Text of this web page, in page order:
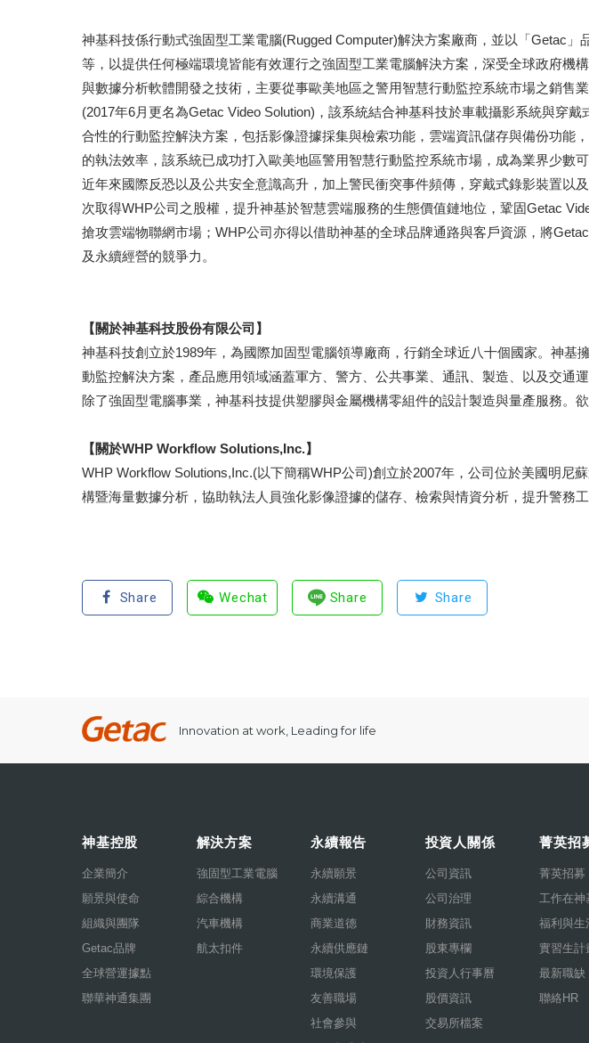
神基科技係行動式強固型工業電腦(Rugged Computer)解決方案廠商，並以「Getac
等，以提供任何極端環境皆能有效運行之強固型工業電腦解決方案，深受全球政府
與數據分析軟體開發之技術，主要從事歐美地區之警用智慧行動監控系統市場之銷
(2017年6月更名為Getac Video Solution)，該系統結合神基科技於車載攝影系統與穿
合性的行動監控解決方案，包括影像證據採集與檢索功能，雲端資訊儲存與備份功
的執法效率，該系統已成功打入歐美地區警用智慧行動監控系統市場，成為業界少數
近年來國際反恐以及公共安全意識高升，加上警民衝突事件頻傳，穿戴式錄影裝置
次取得WHP公司之股權，提升神基於智慧雲端服務的生態價值鏈地位，鞏固Getac
搶攻雲端物聯網市場；WHP公司亦得以借助神基的全球品牌通路與客戶資源，將
及永續經營的競爭力。
【關於神基科技股份有限公司】
神基科技創立於1989年，為國際加固型電腦領導廠商，行銷全球近八十個國家。神
動監控解決方案，產品應用領域涵蓋軍方、警方、公共事業、通訊、製造、以及交通
除了強固型電腦事業，神基科技提供塑膠與金屬機構零組件的設計製造與量產服務。
【關於WHP Workflow Solutions,Inc.】
WHP Workflow Solutions,Inc.(以下簡稱WHP公司)創立於2007年，公司位於美國明
構暨海量數據分析，協助執法人員強化影像證據的儲存、檢索與情資分析，提升警務
Share Wechat Share Share
Innovation at work, Leading for life
神基控股
企業簡介
願景與使命
組織與團隊
Getac品牌
全球營運據點
聯華神通集團
解決方案
強固型工業電腦
綜合機構
汽車機構
航太扣件
永續報告
永續願景
永續溝通
商業道德
永續供應鏈
環境保護
友善職場
社會參與
投資人關係
公司資訊
公司治理
財務資訊
股東專欄
投資人行事曆
股價資訊
交易所檔案
菁英招
菁英招募
工作在神
福利與生
實習生計
最新職缺
聯絡HR